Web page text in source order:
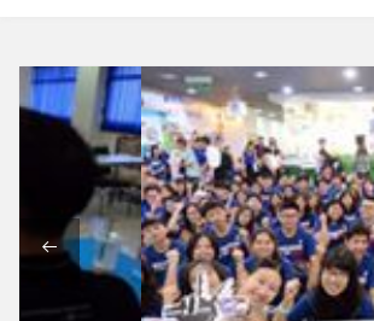
อุดมศึกษา
โปรไฟล์